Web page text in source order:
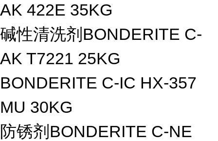
AK 422E 35KG
碱性清洗剂BONDERITE C-
AK T7221 25KG
BONDERITE C-IC HX-357
MU 30KG
防锈剂BONDERITE C-NE